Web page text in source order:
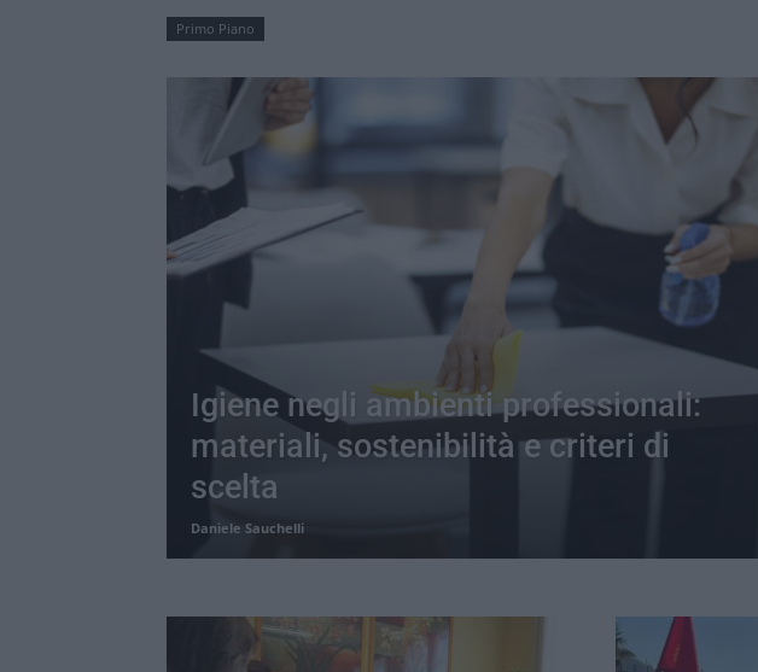
Primo Piano
Igiene negli ambienti professionali:
materiali, sostenibilità e criteri di
scelta
Daniele Sauchelli